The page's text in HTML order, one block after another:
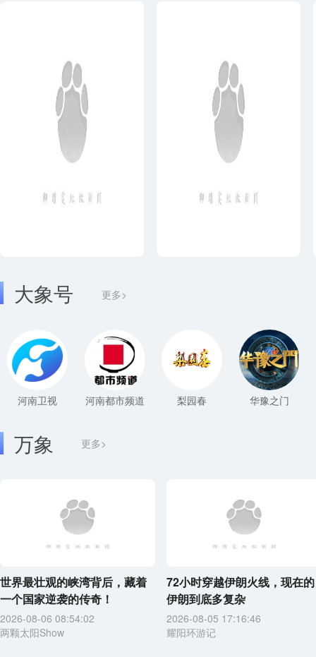
大象号 更多>
河南卫视 河南都市频道 梨园春 华豫之门
更多>
万象
世界最壮观的峡湾背后，藏着
一个国家逆袭的传奇！
2026-08-06 08:54:02
两颗太阳Show
72小时穿越伊朗火线，现在的
伊朗到底多复杂
2026-08-05 17:16:46
耀阳环游记